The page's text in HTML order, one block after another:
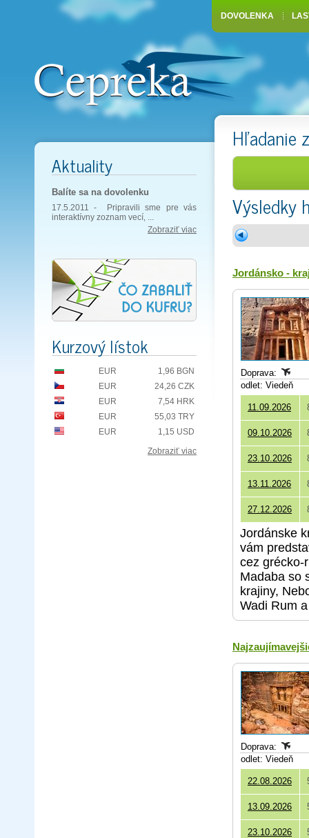
Hľadanie
Výsledky
Jordánsko -
Doprava:
odlet: Viedeň
11.09.2026
09.10.2026
23.10.2026
13.11.2026
27.12.2026
Jordánske
vám
cez grécko-
Madaba so
krajiny,
Wadi Rum
Doprava:
odlet: Viedeň
22.08.2026
13.09.2026
23.10.2026
Aktuality
Balíte sa na dovolenku
17.5.2011 - Pripravili sme pre vás
interaktívny zoznam vecí, ...
Zobraziť viac
Kurzový lístok
EUR
1,96 BGN
EUR
24,26 CZK
EUR
7,54 HRK
EUR
55,03 TRY
EUR
1,15 USD
Zobraziť viac
DOVOLENKA